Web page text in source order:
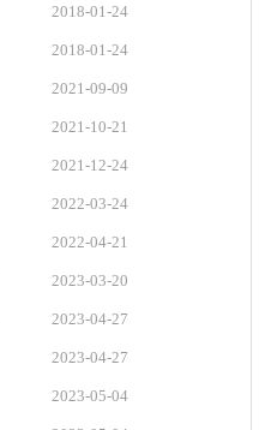
2018-01-24
2018-01-24
2021-09-09
2021-10-21
2021-12-24
2022-03-24
2022-04-21
2023-03-20
2023-04-27
2023-04-27
2023-05-04